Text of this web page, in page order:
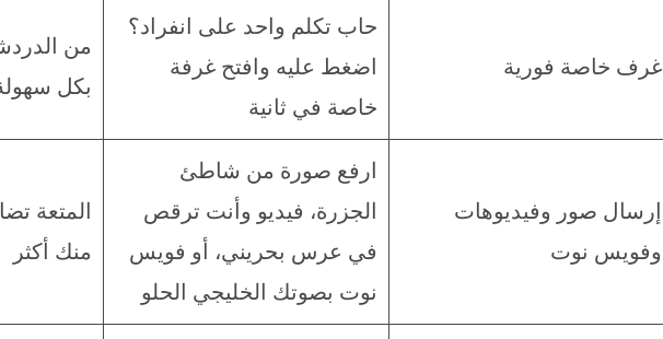
غرف خاصة فورية
حاب تكلم واحد على انفراد؟
اضغط عليه وافتح غرفة
خاصة في ثانية
من
بكل
إرسال صور وفيديوهات
وفويس نوت
ارفع صورة من شاطئ
الجزرة، فيديو وأنت ترقص
في عرس بحريني، أو فويس
نوت بصوتك الخليجي الحلو
المتعة
منك أكثر